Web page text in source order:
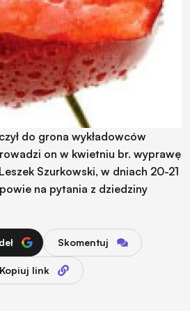
do grona wykładowców
on w kwietniu br. wyprawę
Szurkowski, w dniach 20-21
na pytania z dziedziny
Skomentuj
Kopiuj link